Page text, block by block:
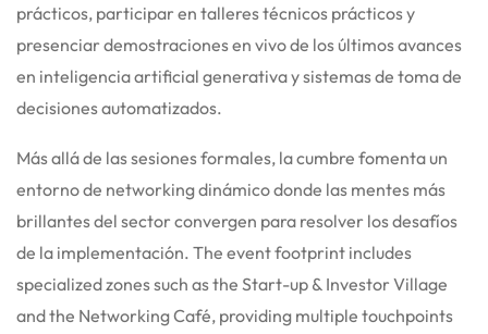
prácticos, participar en talleres técnicos prácticos y
presenciar demostraciones en vivo de los últimos avances
en inteligencia artificial generativa y sistemas de toma de
decisiones automatizados.
Más allá de las sesiones formales, la cumbre fomenta un
entorno de networking dinámico donde las mentes más
brillantes del sector convergen para resolver los desafíos
de la implementación. The event footprint includes
specialized zones such as the Start-up & Investor Village
and the Networking Café, providing multiple touchpoints